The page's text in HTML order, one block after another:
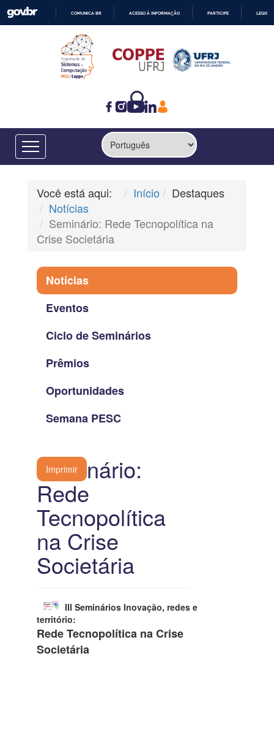
CONTEÚDO
COMUNICA BR ACESSO À INFORMAÇÃO PARTICIPE
Você está aqui: Início
Destaques
Notícias
Seminário: Rede Tecnopolítica na
Crise Societária
Notícias
Eventos
Ciclo de Seminários
Prêmios
Oportunidades
Semana PESC
Imprimir
Seminário:
Rede
Tecnopolítica
na Crise
Societária
III Seminários Inovação, redes e
território:
Rede Tecnopolítica na Crise
Societária